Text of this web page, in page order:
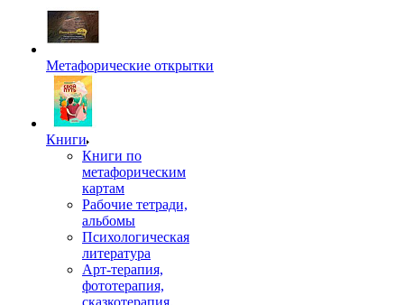
Метафорические открытки
Книги
Книги по
метафорическим
картам
Рабочие тетради,
альбомы
Психологическая
литература
Арт-терапия,
фототерапия,
сказкотерапия,